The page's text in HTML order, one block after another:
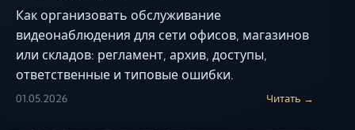
Как организовать обслуживание
видеонаблюдения для сети офисов, магазинов
или складов: регламент, архив, доступы,
ответственные и типовые ошибки.
01.05.2026 Читать →